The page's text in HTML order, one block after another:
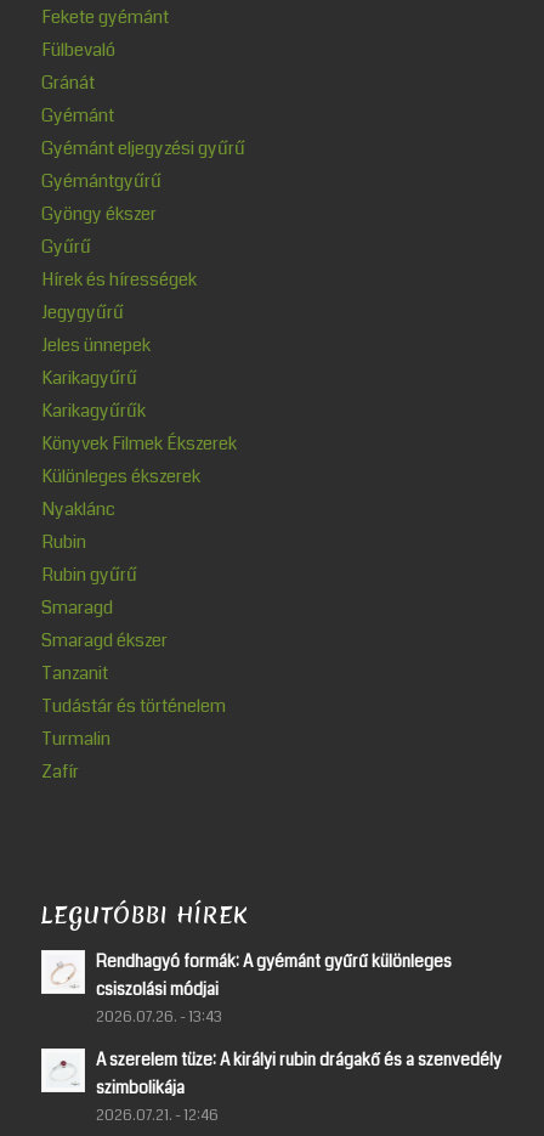
Fekete gyémánt
Fülbevaló
Gránát
Gyémánt
Gyémánt eljegyzési gyűrű
Gyémántgyűrű
Gyöngy ékszer
Gyűrű
Hírek és hírességek
Jegygyűrű
Jeles ünnepek
Karikagyűrű
Karikagyűrűk
Könyvek Filmek Ékszerek
Különleges ékszerek
Nyaklánc
Rubin
Rubin gyűrű
Smaragd
Smaragd ékszer
Tanzanit
Tudástár és történelem
Turmalin
Zafír
LEGUTÓBBI HÍREK
Rendhagyó formák: A gyémánt gyűrű különleges
csiszolási módjai
2026.07.26. - 13:43
A szerelem tüze: A királyi rubin drágakő és a szenvedély
szimbolikája
2026.07.21. - 12:46